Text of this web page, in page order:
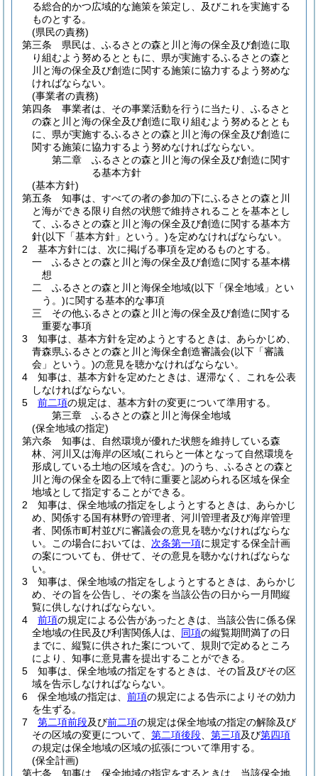
る総合的かつ広域的な施策を策定し、及びこれを実施する
ものとする。
(県民の責務)
第三条
県民は、ふるさとの森と川と海の保全及び創造に取
り組むよう努めるとともに、県が実施するふるさとの森と
川と海の保全及び創造に関する施策に協力するよう努めな
ければならない。
(事業者の責務)
第四条
事業者は、その事業活動を行うに当たり、ふるさと
の森と川と海の保全及び創造に取り組むよう努めるととも
に、県が実施するふるさとの森と川と海の保全及び創造に
関する施策に協力するよう努めなければならない。
第二章
ふるさとの森と川と海の保全及び創造に関す
る基本方針
(基本方針)
第五条
知事は、すべての者の参加の下にふるさとの森と川
と海ができる限り自然の状態で維持されることを基本とし
て、ふるさとの森と川と海の保全及び創造に関する基本方
針(以下「基本方針」という。)を定めなければならない。
2
基本方針には、次に掲げる事項を定めるものとする。
一
ふるさとの森と川と海の保全及び創造に関する基本構
想
二
ふるさとの森と川と海保全地域(以下「保全地域」とい
う。)に関する基本的な事項
三
その他ふるさとの森と川と海の保全及び創造に関する
重要な事項
3
知事は、基本方針を定めようとするときは、あらかじめ、
青森県ふるさとの森と川と海保全創造審議会(以下「審議
会」という。)の意見を聴かなければならない。
4
知事は、基本方針を定めたときは、遅滞なく、これを公表
しなければならない。
5
前二項の規定は、基本方針の変更について準用する。
第三章
ふるさとの森と川と海保全地域
(保全地域の指定)
第六条
知事は、自然環境が優れた状態を維持している森
林、河川又は海岸の区域(これらと一体となって自然環境を
形成している土地の区域を含む。)のうち、ふるさとの森と
川と海の保全を図る上で特に重要と認められる区域を保全
地域として指定することができる。
2
知事は、保全地域の指定をしようとするときは、あらかじ
め、関係する国有林野の管理者、河川管理者及び海岸管理
者、関係市町村並びに審議会の意見を聴かなければならな
い。
この場合においては、 次条第一項に規定する保全計画
の案についても、併せて、その意見を聴かなければならな
い。
3
知事は、保全地域の指定をしようとするときは、あらかじ
め、その旨を公告し、その案を当該公告の日から一月間縦
覧に供しなければならない。
4
前項の規定による公告があったときは、当該公告に係る保
全地域の住民及び利害関係人は、 同項の縦覧期間満了の日
までに、縦覧に供された案について、規則で定めるところ
により、知事に意見書を提出することができる。
5
知事は、保全地域の指定をするときは、その旨及びその区
域を告示しなければならない。
6
保全地域の指定は、 前項の規定による告示によりその効力
を生ずる。
7
第二項前段及び前二項の規定は保全地域の指定の解除及び
その区域の変更について、 第二項後段 第三項及び第四項
の規定は保全地域の区域の拡張について準用する。
(保全計画)
第七条
知事は、保全地域の指定をするときは、当該保全地